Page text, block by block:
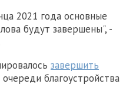
2021 года основные
будут завершены", -
завершить
благоустройства